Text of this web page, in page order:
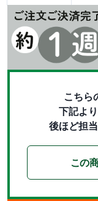
こちら
下記よ
後ほど担
この